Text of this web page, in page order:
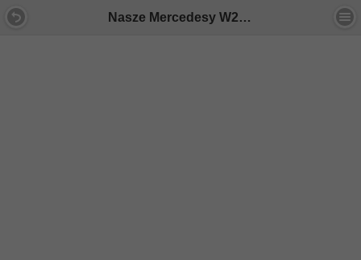
Nasze Mercedesy W213 - Forum Mercedes E-Klasa